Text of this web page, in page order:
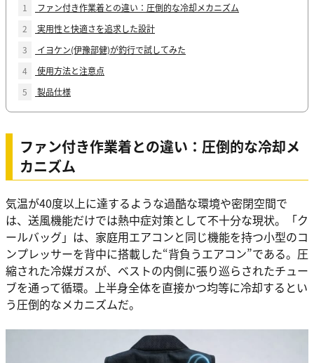
1
ファン付き作業着との違い：圧倒的な冷却メカニズム
2
実用性と快適さを追求した設計
3
イヨケン(伊豫部健)が釣行で試してみた
4
使用方法と注意点
5
製品仕様
ファン付き作業着との違い：圧倒的な冷却メ
カニズム
気温が40度以上に達するような過酷な環境や密閉空間で
は、送風機能だけでは熱中症対策として不十分な現状。「ク
ールバッグ」は、家庭用エアコンと同じ機能を持つ小型のコ
ンプレッサーを背中に搭載した“背負うエアコン”である。圧
縮された冷媒ガスが、ベストの内側に張り巡らされたチュー
ブを通って循環。上半身全体を直接かつ均等に冷却するとい
う圧倒的なメカニズムだ。